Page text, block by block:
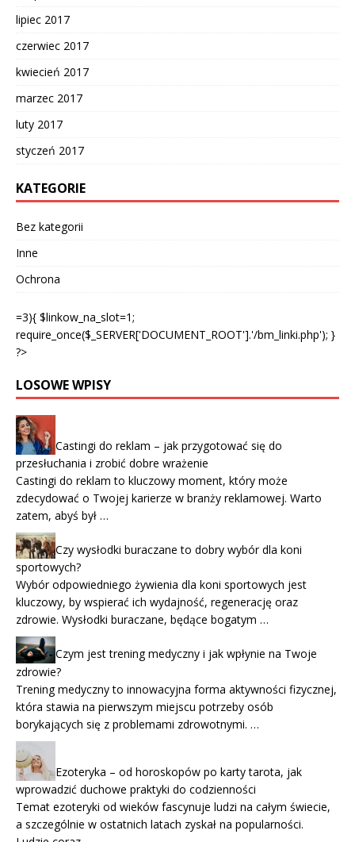
lipiec 2017
czerwiec 2017
kwiecień 2017
marzec 2017
luty 2017
styczeń 2017
KATEGORIE
Bez kategorii
Inne
Ochrona
=3){ $linkow_na_slot=1;
require_once($_SERVER['DOCUMENT_ROOT'].'/bm_linki.php'); }
?>
LOSOWE WPISY
Castingi do reklam – jak przygotować się do
przesłuchania i zrobić dobre wrażenie
Castingi do reklam to kluczowy moment, który może
zdecydować o Twojej karierze w branży reklamowej. Warto
zatem, abyś był …
Czy wysłodki buraczane to dobry wybór dla koni
sportowych?
Wybór odpowiedniego żywienia dla koni sportowych jest
kluczowy, by wspierać ich wydajność, regenerację oraz
zdrowie. Wysłodki buraczane, będące bogatym …
Czym jest trening medyczny i jak wpłynie na Twoje
zdrowie?
Trening medyczny to innowacyjna forma aktywności fizycznej,
która stawia na pierwszym miejscu potrzeby osób
borykających się z problemami zdrowotnymi. …
Ezoteryka – od horoskopów po karty tarota, jak
wprowadzić duchowe praktyki do codzienności
Temat ezoteryki od wieków fascynuje ludzi na całym świecie,
a szczególnie w ostatnich latach zyskał na popularności.